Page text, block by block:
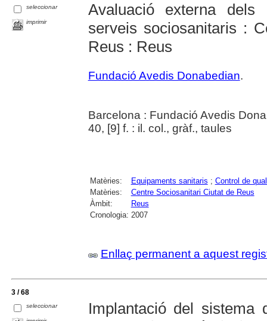
seleccionar
imprimir
Avaluació externa
serveis sociosanitaris :
Reus : Reus
Fundació Avedis Donabedian.
Barcelona : Fundació Avedis
40, [9] f. : il. col., gràf., taules
Matèries: Equipaments sanitaris ; Control de
Matèries:
Centre Sociosanitari Ciutat de Reus
Àmbit:
Reus
Cronologia: 2007
Enllaç permanent a aquest
3 / 68
seleccionar
Implantació del